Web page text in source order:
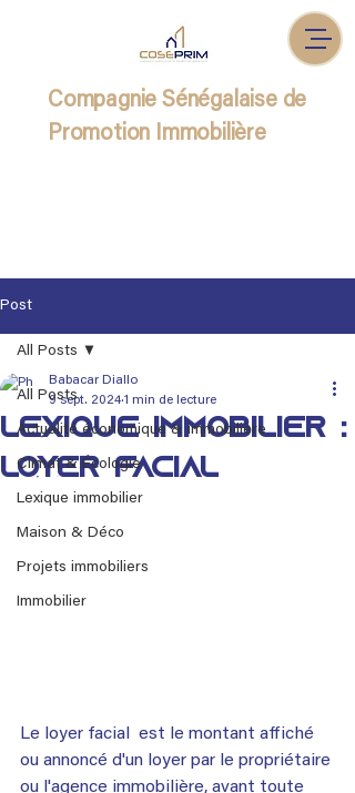
Compagnie Sénégalaise de
Promotion Immobilière
Post
All Posts
Actualité économique & immobilière
Climat & Écologie
Lexique immobilier
Maison & Déco
Projets immobiliers
Immobilier
All Posts
Lexique immobilier :
Loyer facial
Babacar Diallo
9 sept. 2024 1 min de lecture
Le loyer facial  est le montant affiché
ou annoncé d'un loyer par le propriétaire
ou l'agence immobilière, avant toute